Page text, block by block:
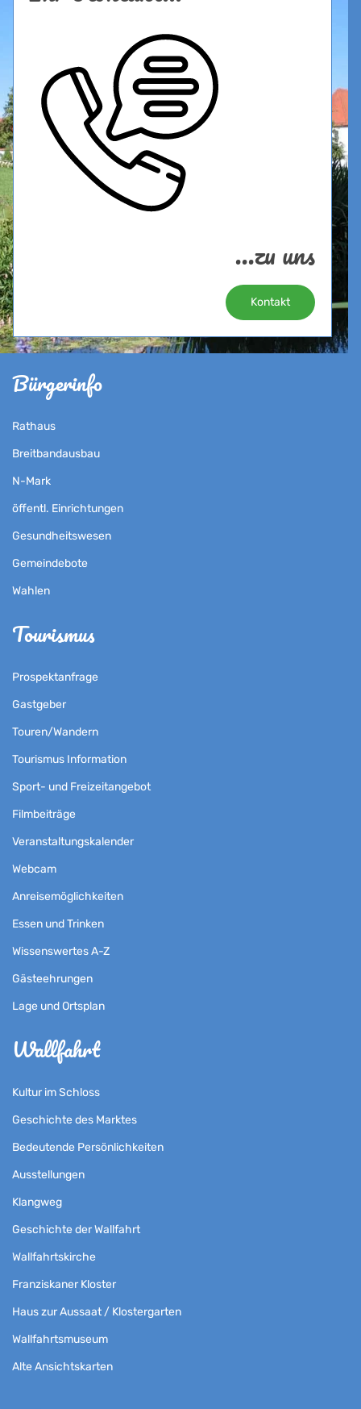
...zu uns
Kontakt
Bürgerinfo
Rathaus
Breitbandausbau
N-Mark
öffentl. Einrichtungen
Gesundheitswesen
Gemeindebote
Wahlen
Tourismus
Prospektanfrage
Gastgeber
Touren/Wandern
Tourismus Information
Sport- und Freizeitangebot
Filmbeiträge
Veranstaltungskalender
Webcam
Anreisemöglichkeiten
Essen und Trinken
Wissenswertes A-Z
Gästeehrungen
Lage und Ortsplan
Wallfahrt
Kultur im Schloss
Geschichte des Marktes
Bedeutende Persönlichkeiten
Ausstellungen
Klangweg
Geschichte der Wallfahrt
Wallfahrtskirche
Franziskaner Kloster
Haus zur Aussaat / Klostergarten
Wallfahrtsmuseum
Alte Ansichtskarten